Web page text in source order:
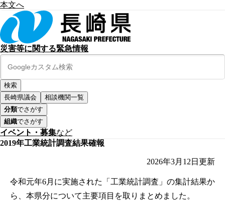
本文へ
災害等に関する緊急情報
長崎県議会
相談機関一覧
分類でさがす
組織でさがす
イベント・募集など
2019年工業統計調査結果確報
2026年3月12日 更新
令和元年6月に実施された「工業統計調査」の集計結果か
ら、本県分について主要項目を取りまとめました。